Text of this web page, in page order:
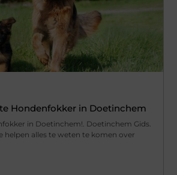
Hondenfokker in Doetinchem
in Doetinchem!. Doetinchem Gids.
helpen alles te weten te komen over